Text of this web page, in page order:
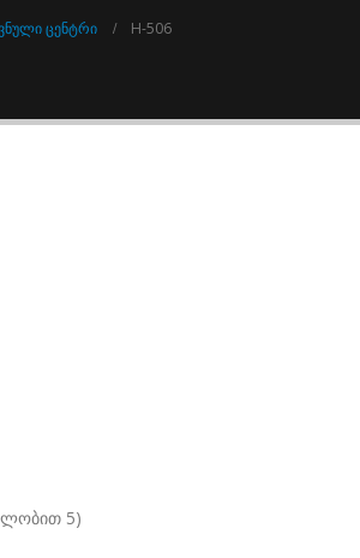
ᲪᲔᲜᲢᲠᲘ H-506
5)